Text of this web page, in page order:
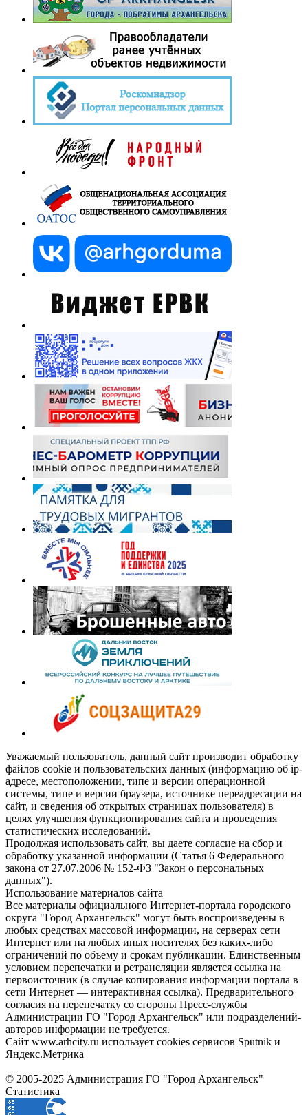
Уважаемый пользователь, данный сайт производит обработку
файлов cookie и пользовательских данных (информацию об ip-
адресе, местоположении, типе и версии операционной
системы, типе и версии браузера, источнике переадресации на
сайт, и сведения об открытых страницах пользователя) в
целях улучшения функционирования сайта и проведения
статистических исследований.
Продолжая использовать сайт, вы даете согласие на сбор и
обработку указанной информации (Статья 6 Федерального
закона от 27.07.2006 № 152-ФЗ "Закон о персональных
данных").
Использование материалов сайта
Все материалы официального Интернет-портала городского
округа "Город Архангельск" могут быть воспроизведены в
любых средствах массовой информации, на серверах сети
Интернет или на любых иных носителях без каких-либо
ограничений по объему и срокам публикации. Единственным
условием перепечатки и ретрансляции является ссылка на
первоисточник (в случае копирования информации портала в
сети Интернет — интерактивная ссылка). Предварительного
согласия на перепечатку со стороны Пресс-службы
Администрации ГО "Город Архангельск" или подразделений-
авторов информации не требуется.
Сайт www.arhcity.ru использует cookies сервисов Sputnik и
Яндекс.Метрика
© 2005-2025 Администрация ГО "Город Архангельск"
Статистика